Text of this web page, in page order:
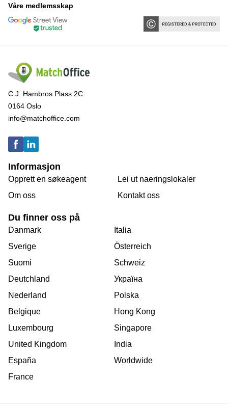
Våre medlemsskap
C.J. Hambros Plass 2C
0164 Oslo
info@matchoffice.com
Informasjon
Opprett en søkeagent
Om oss
Lei ut naeringslokaler
Kontakt oss
Du finner oss på
Danmark
Sverige
Suomi
Deutchland
Nederland
Belgique
Luxembourg
United Kingdom
España
France
Italia
Österreich
Schweiz
Україна
Polska
Hong Kong
Singapore
India
Worldwide